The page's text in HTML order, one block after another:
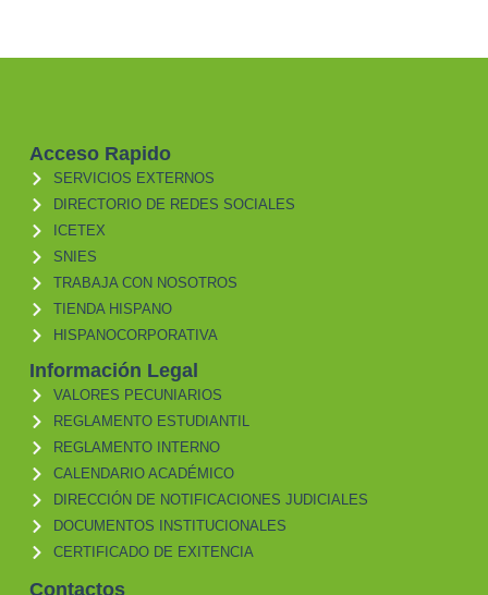
Acceso Rapido
SERVICIOS EXTERNOS
DIRECTORIO DE REDES SOCIALES
ICETEX
SNIES
TRABAJA CON NOSOTROS
TIENDA HISPANO
HISPANOCORPORATIVA
Información Legal
VALORES PECUNIARIOS
REGLAMENTO ESTUDIANTIL
REGLAMENTO INTERNO
CALENDARIO ACADÉMICO
DIRECCIÓN DE NOTIFICACIONES JUDICIALES
DOCUMENTOS INSTITUCIONALES
CERTIFICADO DE EXITENCIA
Contactos